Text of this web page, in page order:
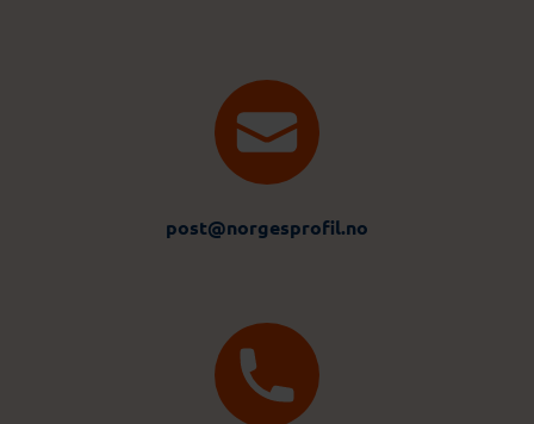
post@norgesprofil.no